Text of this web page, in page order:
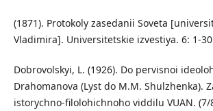
(1871). Protokoly zasedanii Soveta
Vladimira]. Universitetskie izvestiya. 6: 1-
Dobrovolskyi, L. (1926). Do pervisnoi
Drahomanova (Lyst do M.M. Shulzhenka).
istorychno-filolohichnoho viddilu VUAN. (7/